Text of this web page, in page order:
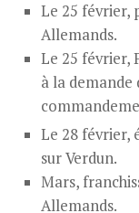
Le 25 février,
Allemands.
Le 25 février,
à la demande
Le 28 février,
sur Verdun.
Mars,
Allemands.